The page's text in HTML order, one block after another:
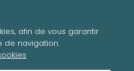
afin de vous garantir
de navigation.